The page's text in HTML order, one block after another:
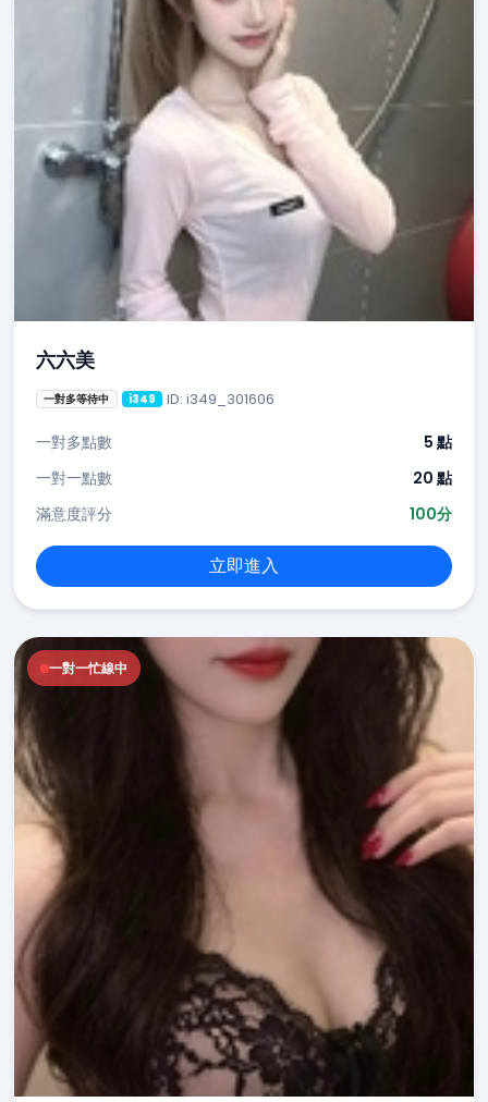
六六美
一對多等待中 i349 ID: i349_301606
一對多點數
5 點
一對一點數
20 點
滿意度評分
100分
立即進入
一對一忙線中